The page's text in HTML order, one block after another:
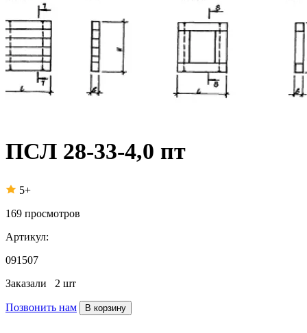
ПСЛ 28-33-4,0 пт
5+
169 просмотров
Артикул:
091507
Заказали 2 шт
Позвонить нам В корзину